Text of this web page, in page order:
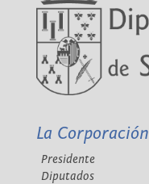
La Corporación
Presidente
Diputados